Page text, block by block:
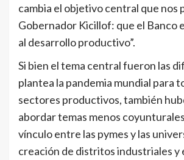
cambia el objetivo central que nos
Gobernador Kicillof: que el Banco
al desarrollo productivo”.
Si bien el tema central fueron las
plantea la pandemia mundial para
sectores productivos, también
abordar temas menos
vínculo entre las pymes y las
creación de distritos industriales y